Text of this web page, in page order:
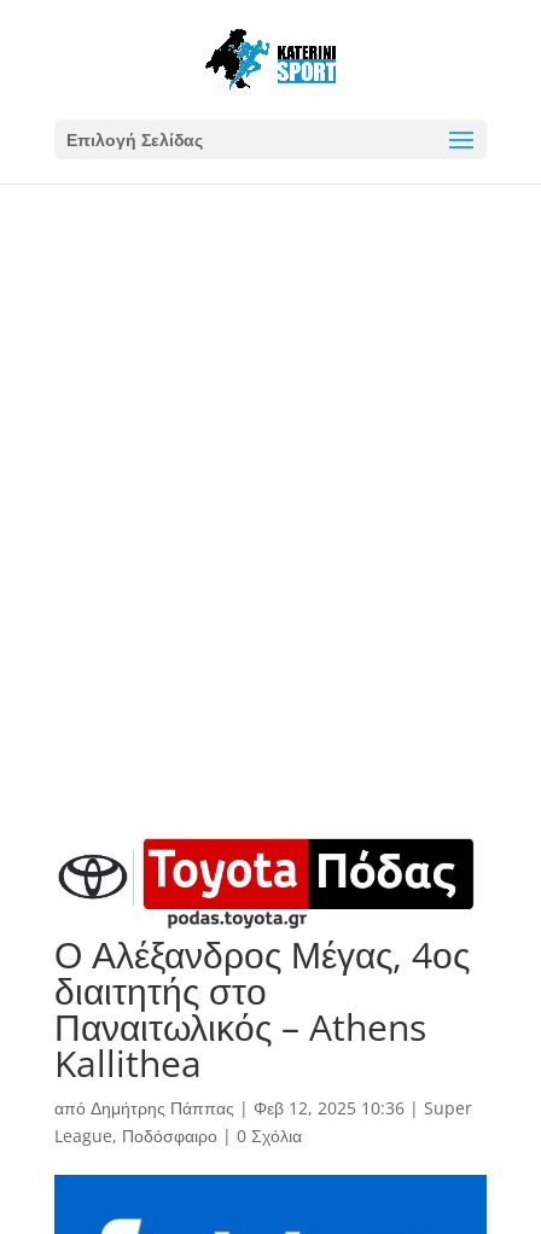
Επιλογή Σελίδας
Ο Αλέξανδρος Μέγας, 4ος
διαιτητής στο
Παναιτωλικός – Athens
Kallithea
από Δημήτρης Πάππας | Φεβ 12, 2025 10:36| Super
League, Ποδόσφαιρο| 0 Σχόλια